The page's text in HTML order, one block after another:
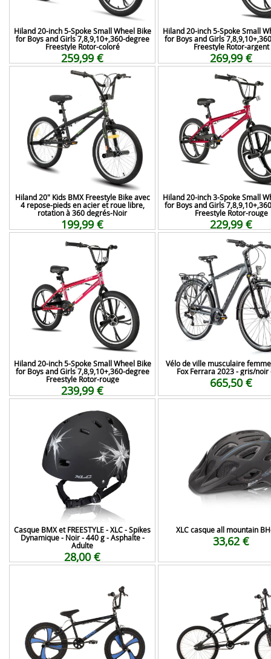
Hiland 20-inch 5-Spoke Small Wheel Bike
for Boys and Girls 7,8,9,10+,360-degree
Freestyle Rotor-coloré
259,99 €
Hiland 20-inch 5-Spoke Small
for Boys and Girls
Freestyle Rotor-argent
269,99 €
Hiland 20" Kids BMX Freestyle Bike avec
4 repose-pieds en acier et roue libre,
rotation à 360 degrés-Noir
199,99 €
Hiland 20-inch 3-Spoke Small
for Boys and Girls
Freestyle Rotor-rouge
229,99 €
Hiland 20-inch 5-Spoke Small Wheel Bike
for Boys and Girls 7,8,9,10+,360-degree
Freestyle Rotor-rouge
239,99 €
Vélo de ville musculaire
Fox Ferrara 2023 - gris/noir
665,50 €
Casque BMX et FREESTYLE - XLC - Spikes
Dynamique - Noir - 440 g - Asphalte -
Adulte
28,00 €
XLC casque all mountain
33,62 €